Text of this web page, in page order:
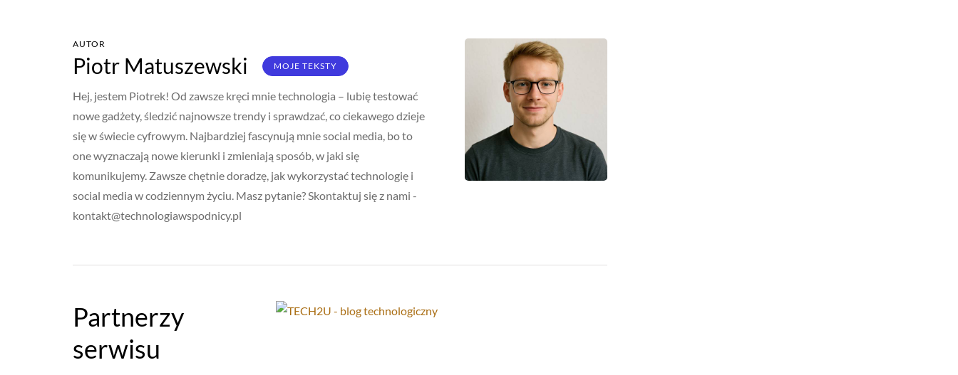
AUTOR
Piotr Matuszewski MOJE TEKSTY
Hej, jestem Piotrek! Od zawsze kręci mnie technologia – lubię testować
nowe gadżety, śledzić najnowsze trendy i sprawdzać, co ciekawego dzieje
się w świecie cyfrowym. Najbardziej fascynują mnie social media, bo to
one wyznaczają nowe kierunki i zmieniają sposób, w jaki się
komunikujemy. Zawsze chętnie doradzę, jak wykorzystać technologię i
social media w codziennym życiu. Masz pytanie? Skontaktuj się z nami -
kontakt@technologiawspodnicy.pl
Partnerzy
serwisu